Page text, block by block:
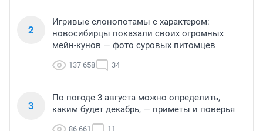
2
Игривые слонопотамы с характером:
новосибирцы показали своих огромных
мейн-кунов — фото суровых питомцев
137 658 34
3
По погоде 3 августа можно определить,
каким будет декабрь, — приметы и поверья
86 661 11